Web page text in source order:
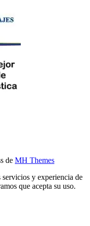
de MH Themes
y experiencia de
que acepta su uso.